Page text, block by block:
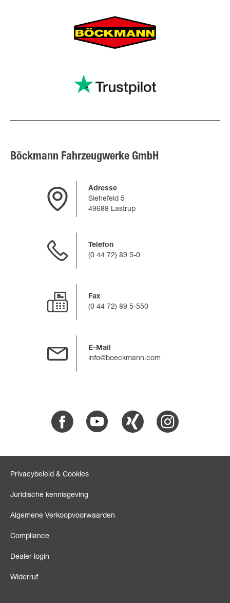
Böckmann Fahrzeugwerke GmbH
Adresse
Siehefeld 5
49688 Lastrup
Telefon
(0 44 72) 89 5-0
Fax
(0 44 72) 89 5-550
E-Mail
info@boeckmann.com
Facebook Youtube Xing Instagram
Privacybeleid & Cookies
Juridische kennisgeving
Algemene Verkoopvoorwaarden
Compliance
Dealer login
Widerruf